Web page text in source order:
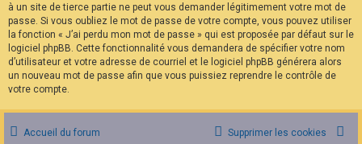
à un site de tierce partie ne peut vous demander légitimement votre mot de
passe. Si vous oubliez le mot de passe de votre compte, vous pouvez utiliser
la fonction « J’ai perdu mon mot de passe » qui est proposée par défaut sur le
logiciel phpBB. Cette fonctionnalité vous demandera de spécifier votre nom
d’utilisateur et votre adresse de courriel et le logiciel phpBB générera alors
un nouveau mot de passe afin que vous puissiez reprendre le contrôle de
votre compte.
Accueil du forum Supprimer les cookies